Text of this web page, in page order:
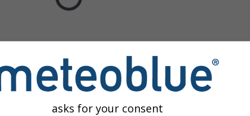
asks for your consent